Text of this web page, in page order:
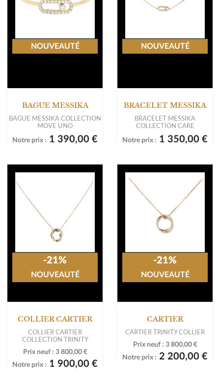
BAGUE MESSIKA
BAGUE MESSIKA COLLECTION
MOVE UNO
Notre prix : 1 390,00 €
NOUVEAUTÉ
BRACELET MESSIKA
BRACELET MESSIKA
COLLECTION CARE
Notre prix : 1 350,00 €
NOUVEAUTÉ
COLLIER CARTIER
COLLIER CARTIER
COLLECTION TRINITY
Prix neuf : 3 800,00 €
Notre prix : 1 900,00 €
-21%
NOUVEAUTÉ
CARTIER
CARTIER TRINITY COLLIER
Prix neuf : 3 800,00 €
Notre prix : 2 200,00 €
-21%
NOUVEAUTÉ